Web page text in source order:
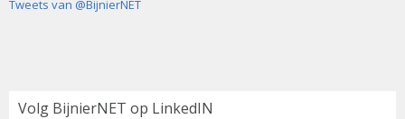
Tweets van @BijnierNET
Volg BijnierNET op LinkedIN